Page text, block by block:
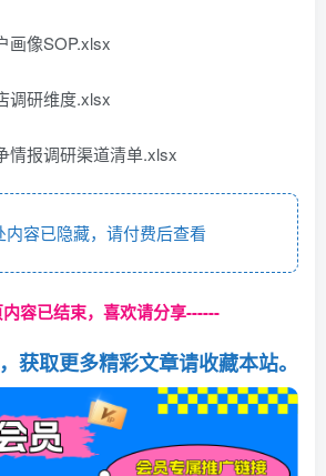
画像SOP.xlsx
调研维度.xlsx
情报调研渠道清单.xlsx
容已隐藏，请付费后查看
容已结束，喜欢请分享------
获取更多精彩文章请收藏本站。